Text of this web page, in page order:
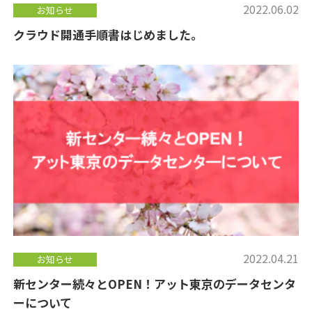
お知らせ 2022.06.02
クラウド開通手順書はじめました。
お知らせ 2022.04.21
新センター続々とOPEN！アット東京のデータセンタ
ーについて